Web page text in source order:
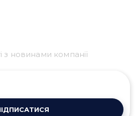
з новинами компанії